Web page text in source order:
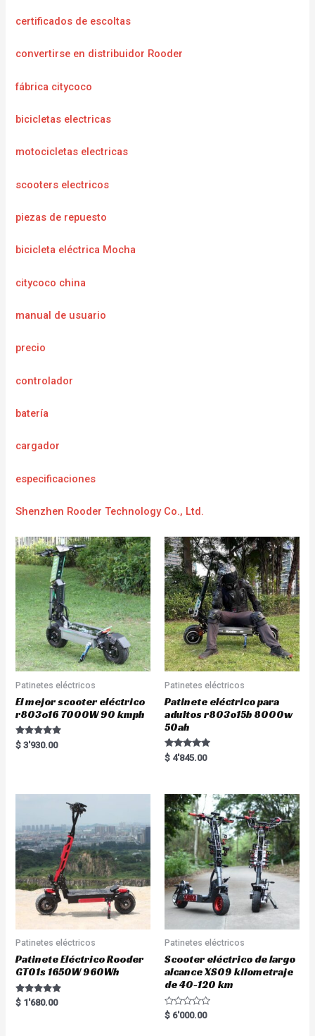
certificados de escoltas
convertirse en distribuidor Rooder
fábrica citycoco
bicicletas electricas
motocicletas electricas
scooters electricos
piezas de repuesto
bicicleta eléctrica Mocha
citycoco china
manual de usuario
precio
controlador
batería
cargador
especificaciones
Shenzhen Rooder Technology Co., Ltd.
Patinetes eléctricos
El mejor scooter eléctrico
r803o16 7000W 90 kmph
Rated
5.00
$ 3'930.00
Patinetes eléctricos
Patinete eléctrico para
adultos r803o15b 8000w
50ah
Rated
5.00
$ 4'845.00
Patinetes eléctricos
Patinete Eléctrico Rooder
GT01s 1650W 960Wh
Rated
5.00
$ 1'680.00
Patinetes eléctricos
Scooter eléctrico de largo
alcance XS09 kilometraje
de 40-120 km
R
a
$ 6'000.00